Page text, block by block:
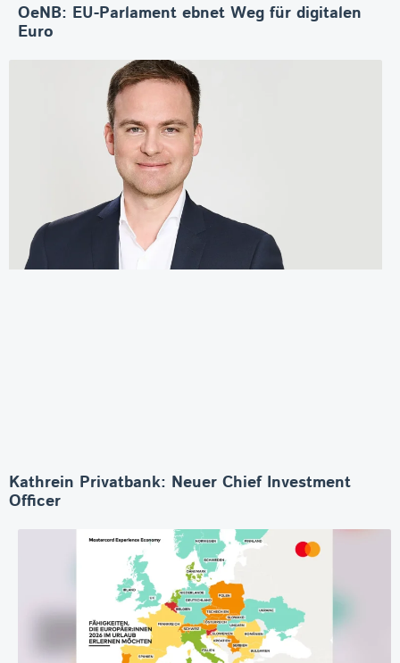
OeNB: EU-Parlament ebnet Weg für digitalen
Euro
Kathrein Privatbank: Neuer Chief Investment
Officer